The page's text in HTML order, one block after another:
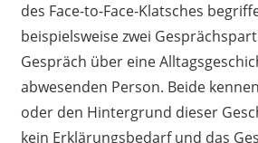
des Face-to-Face-Klatsches
beispielsweise zwei
Gespräch über eine
abwesenden Person. Beide
oder den Hintergrund dieser
kein Erklärungsbedarf und das